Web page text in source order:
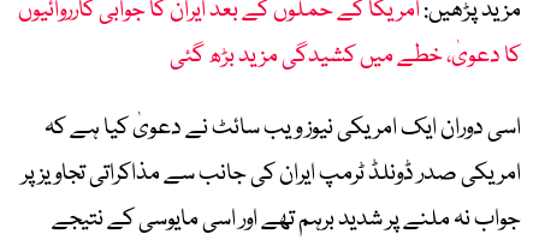
مزید پڑھیں:امریکا کے حملوں کے بعد ایران کا جوابی کارروائیوں
کا دعویٰ، خطے میں کشیدگی مزید بڑھ گئی
اسی دوران ایک امریکی نیوز ویب سائٹ نے دعویٰ کیا ہے کہ
امریکی صدر ڈونلڈ ٹرمپ ایران کی جانب سے مذاکراتی تجاویز پر
جواب نہ ملنے پر شدید برہم تھے اور اسی مایوسی کے نتیجے